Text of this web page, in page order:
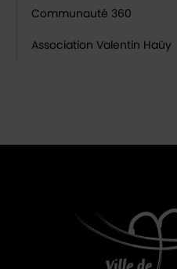
Communauté 360
Association Valentin Haüy